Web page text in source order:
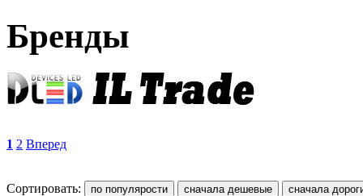
Бренды
1 2 Вперед
Сортировать: